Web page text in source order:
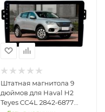
Штатная магнитола 9
дюймов для Haval H2
Teyes CC4L 2842-6877